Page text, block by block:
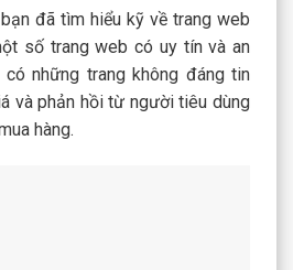
đã tìm hiểu kỹ về trang web
số trang web có uy tín và an
những trang không đáng tin
và phản hồi từ người tiêu dùng
hàng.